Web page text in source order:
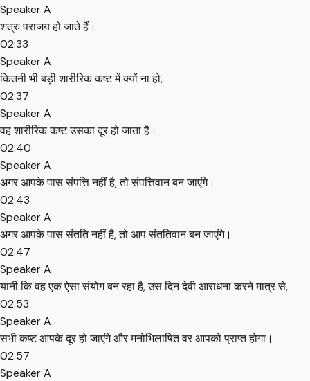
Speaker A
शत्रु पराजय हो जाते हैं।
02:33
Speaker A
कितनी भी बड़ी शारीरिक कष्ट में क्यों ना हो,
02:37
Speaker A
वह शारीरिक कष्ट उसका दूर हो जाता है।
02:40
Speaker A
अगर आपके पास संपत्ति नहीं है, तो संपत्तिवान बन जाएंगे।
02:43
Speaker A
अगर आपके पास संतति नहीं है, तो आप संततिवान बन जाएंगे।
02:47
Speaker A
यानी कि वह एक ऐसा संयोग बन रहा है, उस दिन देवी आराधना करने मात्र से,
02:53
Speaker A
सभी कष्ट आपके दूर हो जाएंगे और मनोभिलाषित वर आपको प्राप्त होगा।
02:57
Speaker A